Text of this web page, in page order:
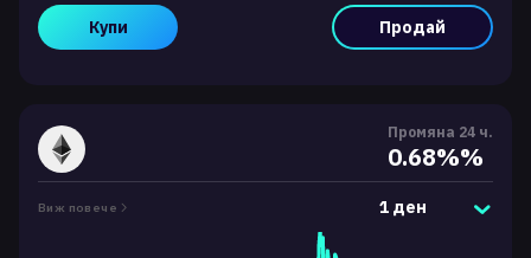
Купи Продай
Промяна 24 ч.
0.68%%
Виж повече 1 ден